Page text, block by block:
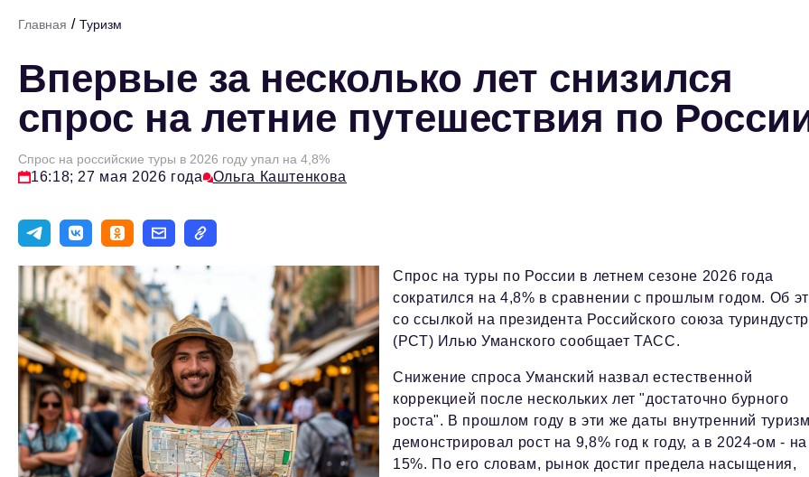
Главная / Туризм
Впервые за несколько лет снизился
спрос на летние путешествия по
Спрос на российские туры в 2026 году упал на 4,8%
16:18; 27 мая 2026 года Ольга Каштенкова
Спрос на туры по России в летнем сезоне 2026 года
сократился на 4,8% в сравнении с прошлым годом. Об
со ссылкой на президента Российского союза
(РСТ) Илью Уманского сообщает ТАСС.
Снижение спроса Уманский назвал естественной
коррекцией после нескольких лет "достаточно бурного
роста". В прошлом году в эти же даты внутренний туризм
демонстрировал рост на 9,8% год к году, а в 2024-ом - на
15%. По его словам, рынок достиг предела насыщения,